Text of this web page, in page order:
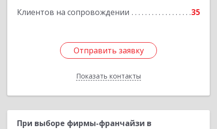
Клиентов на сопровождении 35
Отправить заявку
Показать контакты
Подробнее
Отправить заявку
Назад
При выборе фирмы-франчайзи в